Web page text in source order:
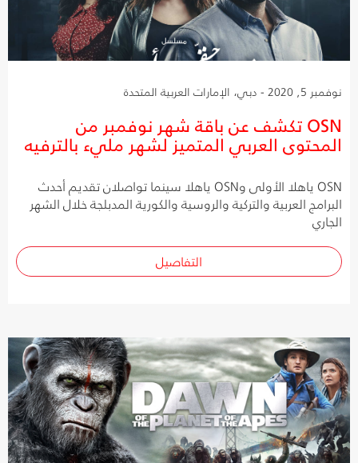
نوفمبر 5, 2020 - دبي، الإمارات العربية المتحدة
OSN تكشف عن باقة شهر نوفمبر من
المحتوى العربي المتميز لشهر مليء بالترفيه
OSN ياهلا الأولى وOSN ياهلا سينما تواصلان تقديم أحدث
البرامج العربية والتركية والروسية والكورية المدبلجة خلال الشهر
الجاري
التفاصيل